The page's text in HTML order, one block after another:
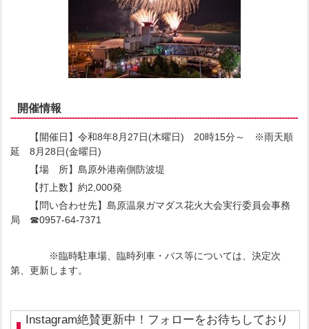
開催情報
【開催日】令和8年8月27日(木曜日) 20時15分～ ※雨天順
延 8月28日(金曜日)
【場 所】島原外港南側防波堤
【打上数】約2,000発
【問い合わせ先】島原温泉ガマダス花火大会実行委員会事務
局 ☎0957-64-7371
※臨時駐車場、臨時列車・バス等については、決定次
第、更新します。
Instagram絶賛更新中！フォローをお待ちしており